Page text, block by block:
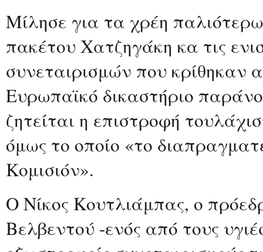
Μίλησε για τα χρέη
πακέτου Χατζηγάκη κα τις
συνεταιρισμών που κρίθηκαν
Ευρωπαϊκό δικαστήριο
ζητείται η επιστροφή
όμως το οποίο «το
Κομισιόν».
Ο Νίκος Κουτλιάμπας, ο
Βελβεντού -ενός από τους